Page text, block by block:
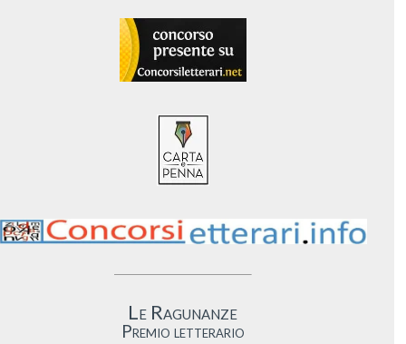
Le Ragunanze
Premio letterario